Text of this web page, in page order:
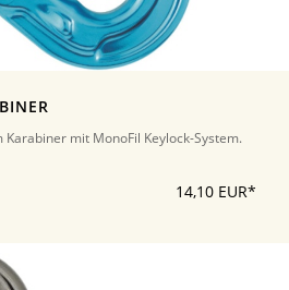
mit MonoFil Keylock-System.
14,10 EUR*